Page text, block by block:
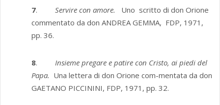
7. Servire con amore. Uno scritto di don Orione
commentato da don ANDREA GEMMA, FDP, 1971,
pp. 36.
8. Insieme pregare e patire con Cristo, ai piedi del
Papa. Una lettera di don Orione com-mentata da don
GAETANO PICCININI, FDP, 1971, pp. 32.